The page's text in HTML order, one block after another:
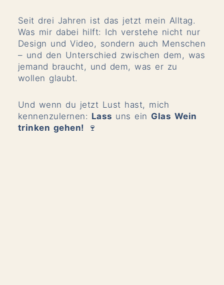
Seit drei Jahren ist das jetzt mein Alltag.
Was mir dabei hilft: Ich verstehe nicht nur
Design und Video, sondern auch Menschen
– und den Unterschied zwischen dem, was
jemand braucht, und dem, was er zu
wollen glaubt.
Und wenn du jetzt Lust hast, mich
kennenzulernen: Lass uns ein Glas Wein
trinken gehen!
🍷